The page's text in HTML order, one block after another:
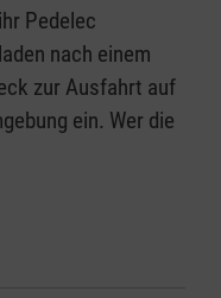
Pedelec
nach einem
zur Ausfahrt auf
ein. Wer die